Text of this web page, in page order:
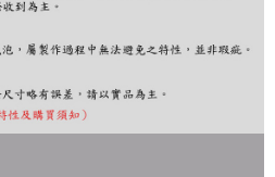
刻繳費，但若您需要取消訂單，請聯絡
之訂單仍視為有效，需透過AFTEE先享
後付 」之結帳頁面顯示為準，若有關於
等相關疑問，請聯繫「AFTEE先享後付
support/home